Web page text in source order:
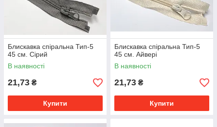
Блискавка спіральна Тип-5
45 см. Сірий
В наявності
21,73 ₴
Купити
Блискавка спіральна Тип-5
45 см. Айвері
В наявності
21,73 ₴
Купити